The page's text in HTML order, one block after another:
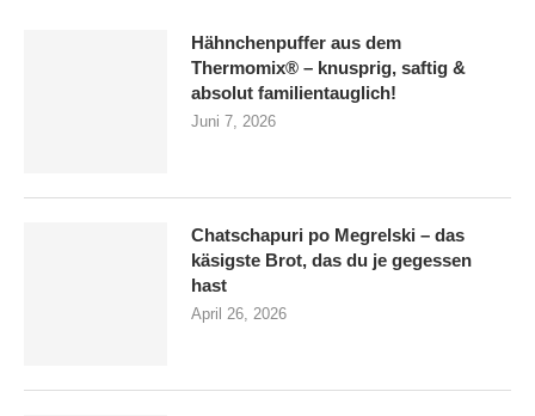
Hähnchenpuffer aus dem
Thermomix® – knusprig, saftig &
absolut familien­tauglich!
Juni 7, 2026
Chatschapuri po Megrelski – das
käsigste Brot, das du je gegessen
hast
April 26, 2026